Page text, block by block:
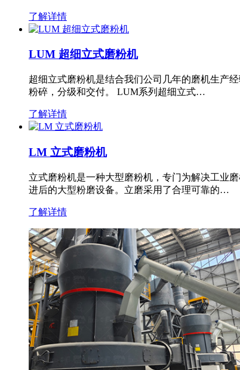
了解详情
LUM 超细立式磨粉机
超细立式磨粉机是结合我们公司几年的磨机生产
粉碎，分级和交付。 LUM系列超细立式…
了解详情
LM 立式磨粉机
立式磨粉机是一种大型磨粉机，专门为解决工业
进后的大型粉磨设备。立磨采用了合理可靠的…
了解详情